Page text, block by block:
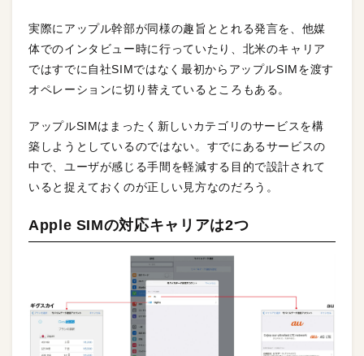
実際にアップル幹部が同様の趣旨ととれる発言を、他媒
体でのインタビュー時に行っていたり、北米のキャリア
ではすでに自社SIMではなく最初からアップルSIMを渡す
オペレーションに切り替えているところもある。
アップルSIMはまったく新しいカテゴリのサービスを構
築しようとしているのではない。すでにあるサービスの
中で、ユーザが感じる手間を軽減する目的で設計されて
いると捉えておくのが正しい見方なのだろう。
Apple SIMの対応キャリアは2つ